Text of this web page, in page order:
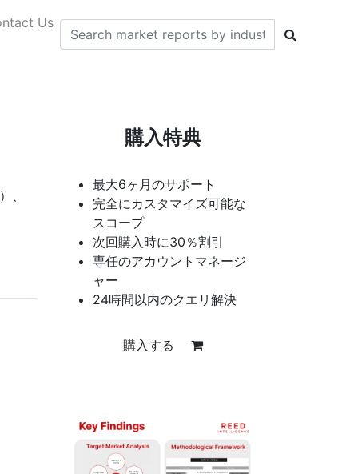
Us
、
購入特典
最大6ヶ月のサポート
完全にカスタマイズ可能な
スコープ
次回購入時に30％割引
専任のアカウントマネージ
ャー
24時間以内のクエリ解決
購入する